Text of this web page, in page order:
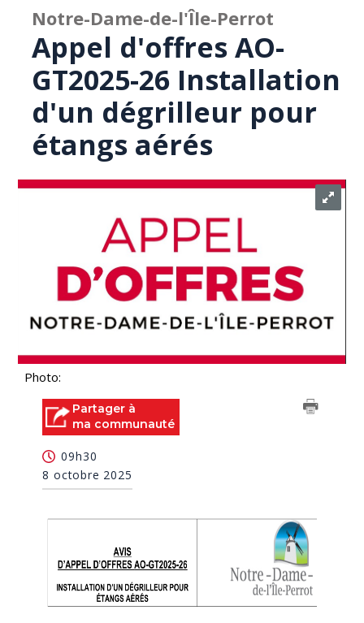
Notre-Dame-de-l'Île-Perrot
Appel d'offres AO-
GT2025-26 Installation
d'un dégrilleur pour
étangs aérés
Photo:
Partager à
ma communauté
09h30
8 octobre 2025